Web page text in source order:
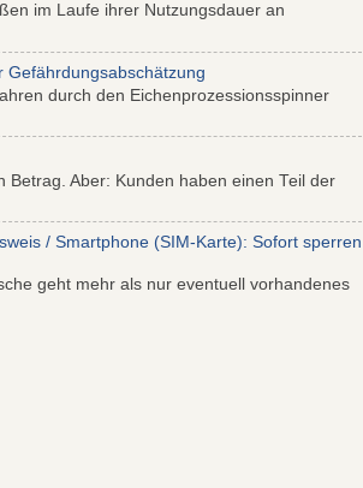
im Laufe ihrer Nutzungsdauer an
Gefährdungsabschätzung
durch den Eichenprozessionsspinner
Aber: Kunden haben einen Teil der
/ Smartphone (SIM-Karte): Sofort sperren
geht mehr als nur eventuell vorhandenes